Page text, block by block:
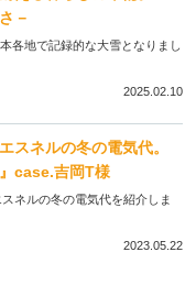
－
各地で記録的な大雪となりまし
2025.02.10
スネルの冬の電気代。
case.吉岡T様
ネルの冬の電気代を紹介しま
2023.05.22